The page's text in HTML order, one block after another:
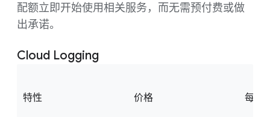
配额立即开始使用相关服务，而无需预付费或做
出承诺。
Cloud Logging
特性 价格 每月